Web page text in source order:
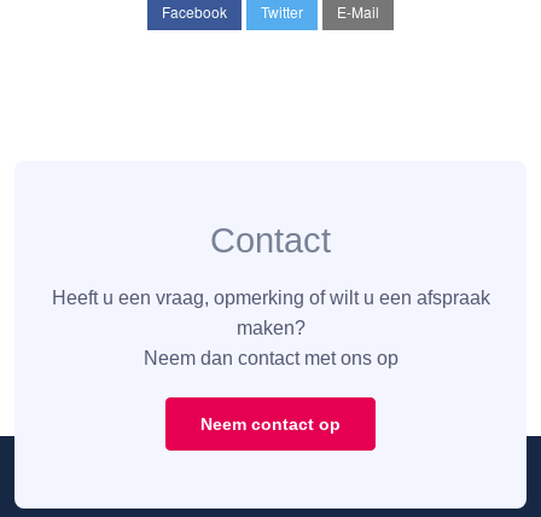
Facebook Twitter E-Mail
Contact
Heeft u een vraag, opmerking of wilt u een afspraak
maken?
Neem dan contact met ons op
Neem contact op